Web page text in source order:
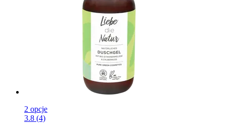
2 opcje
3.8 (4)